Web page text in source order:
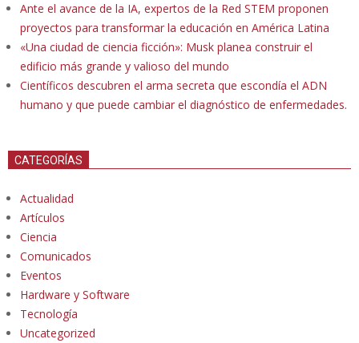
Ante el avance de la IA, expertos de la Red STEM proponen
proyectos para transformar la educación en América Latina
«Una ciudad de ciencia ficción»: Musk planea construir el
edificio más grande y valioso del mundo
Científicos descubren el arma secreta que escondía el ADN
humano y que puede cambiar el diagnóstico de enfermedades.
CATEGORÍAS
Actualidad
Artículos
Ciencia
Comunicados
Eventos
Hardware y Software
Tecnología
Uncategorized